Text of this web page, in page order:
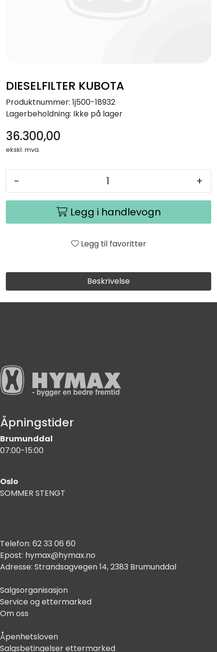
DIESELFILTER KUBOTA
Produktnummer: 1j500-18932
Lagerbeholdning: Ikke på lager
36.300,00
ekskl. mva.
- +
Legg i handlevogn
Legg til favoritter
Beskrivelse
Åpningstider
Brumunddal
07:00-15:00
Oslo
SOMMER STENGT
Telefon: 62 33 06 60
Epost: hymax@hymax.no
Adresse: Strandsagvegen 14, 2383 Brumunddal
Salgsorganisasjon
Service og ettermarked
Om oss
Åpenhetsloven
Salgsbetingelser ettermarked